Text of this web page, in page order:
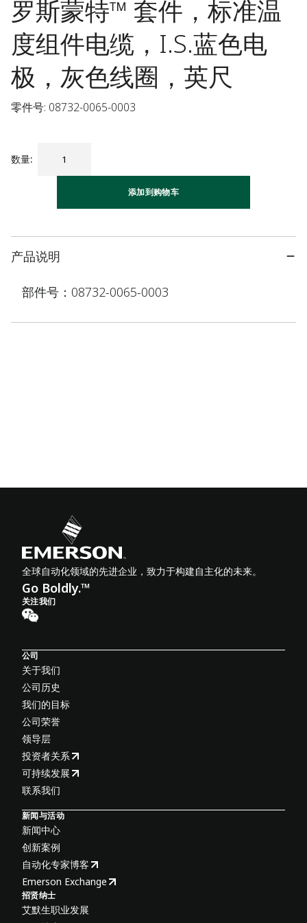
罗斯蒙特™ 套件，标准温
度组件电缆，I.S.蓝色电
极，灰色线圈，英尺
零件号: 08732-0065-0003
数量:
添加到购物车
产品说明
部件号：08732-0065-0003
全球自动化领域的先进企业，致力于构建自主化的未来。
Go Boldly.™
关注我们
公司
关于我们
公司历史
我们的目标
公司荣誉
领导层
投资者关系
可持续发展
联系我们
新闻与活动
新闻中心
创新案例
自动化专家博客
Emerson Exchange
招贤纳士
艾默生职业发展